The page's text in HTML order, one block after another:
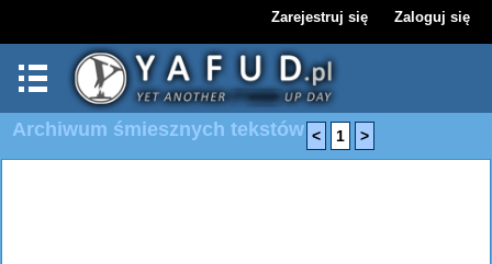
Zarejestruj się Zaloguj się
Archiwum śmiesznych tekstów < 1 >